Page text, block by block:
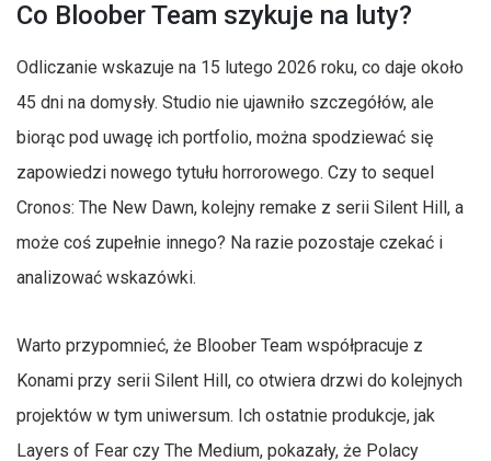
Co Bloober Team szykuje na luty?
Odliczanie wskazuje na 15 lutego 2026 roku, co daje około
45 dni na domysły. Studio nie ujawniło szczegółów, ale
biorąc pod uwagę ich portfolio, można spodziewać się
zapowiedzi nowego tytułu horrorowego. Czy to sequel
Cronos: The New Dawn, kolejny remake z serii Silent Hill, a
może coś zupełnie innego? Na razie pozostaje czekać i
analizować wskazówki.
Warto przypomnieć, że Bloober Team współpracuje z
Konami przy serii Silent Hill, co otwiera drzwi do kolejnych
projektów w tym uniwersum. Ich ostatnie produkcje, jak
Layers of Fear czy The Medium, pokazały, że Polacy